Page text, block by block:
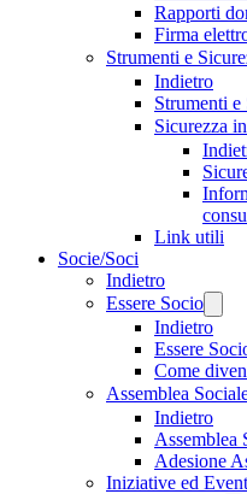
Rapporti
Firma
Strumenti e
Indietro
Strumenti e
Sicurezza
Link utili
Socie/Soci
Indietro
Essere Socio
Indietro
Essere
Come
Assemblea
Indietro
Assemblea
Adesione
Iniziative ed